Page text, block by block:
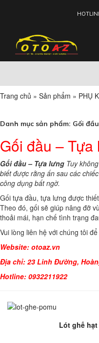
Trang chủ » Sản phẩm » PHỤ
Danh mục sản phẩm: Gối
Gối đầu –
Gối đầu – Tựa lưng Tuy
biết được rằng ấn sau các
công dụng bất ngờ.
Gối tựa đầu, tựa lưng được
Theo đó, gối sẽ giúp nâng đỡ
thoải mái, hạn chế tình trạng
Vui lòng liên hệ với chúng tôi
Website: otoaz.vn
Địa chỉ: 23 Linh Đường,
Hotline: 0932211922
Lót ghế